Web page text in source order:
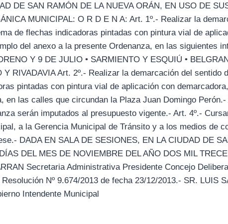
DE SAN RAMÓN DE LA NUEVA ORÁN, EN USO DE
MUNICIPAL: O R D E N A: Art. 1º.- Realizar la
de flechas indicadoras pintadas con pintura vial de
del anexo a la presente Ordenanza, en las siguientes
Y 9 DE JULIO • SARMIENTO Y ESQUIÚ •
Y RIVADAVIA Art. 2º.- Realizar la demarcación del sentido
pintadas con pintura vial de aplicación con
en las calles que circundan la Plaza Juan Domingo Perón.-
serán imputados al presupuesto vigente.- Art. 4º.-
a la Gerencia Municipal de Tránsito y a los medios de
DADA EN SALA DE SESIONES, EN LA CIUDAD DE
DEL MES DE NOVIEMBRE DEL AÑO DOS MIL
Secretaria Administrativa Presidente Concejo
Nº 9.674/2013 de fecha 23/12/2013.- SR. LUIS
Intendente Municipal